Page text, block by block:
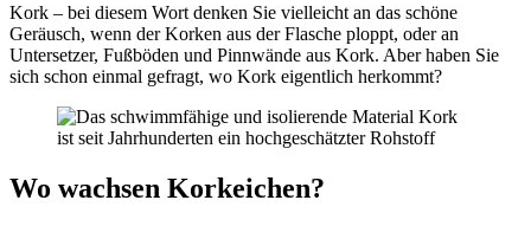
Kork – bei diesem Wort denken Sie vielleicht an das schöne
Geräusch, wenn der Korken aus der Flasche ploppt, oder an
Untersetzer, Fußböden und Pinnwände aus Kork. Aber haben Sie
sich schon einmal gefragt, wo Kork eigentlich herkommt?
Wo wachsen Korkeichen?